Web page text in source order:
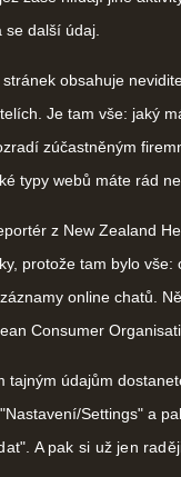
se další údaj.
obsahuje
Je tam vše: jaký
zúčastněným
typy webů máte rád
z New Zealand
protože tam bylo
online chatů.
Consumer
tajným údajům
Settings" a
A pak si už jen